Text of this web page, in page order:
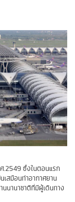
.2549 ซึ่งในตอนแรก
เสมือนท่าอากาศยาน
นนานาชาติที่มีผู้เดินทาง